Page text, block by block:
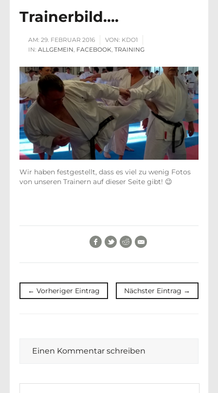
Trainerbild….
AM: 29. FEBRUAR 2016 VON: KDO1
IN: ALLGEMEIN, FACEBOOK, TRAINING
Wir haben festgestellt, dass es viel zu wenig Fotos
von unseren Trainern auf dieser Seite gibt! 😉
Facebook
TwitterReddit
← Vorheriger Eintrag Nächster Eintrag →
Einen Kommentar schreiben